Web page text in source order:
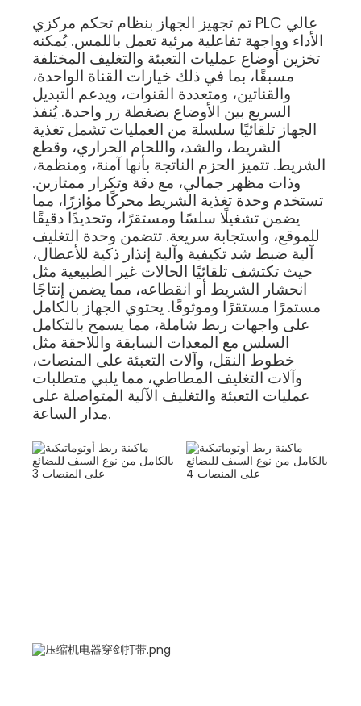
تم تجهيز الجهاز بنظام تحكم مركزي PLC عالي
الأداء وواجهة تفاعلية مرئية تعمل باللمس. يُمكنه
تخزين أوضاع عمليات التعبئة والتغليف المختلفة
مسبقًا، بما في ذلك خيارات القناة الواحدة،
والقناتين، ومتعددة القنوات، ويدعم التبديل
السريع بين الأوضاع بضغطة زر واحدة. يُنفذ
الجهاز تلقائيًا سلسلة من العمليات تشمل تغذية
الشريط، والشد، واللحام الحراري، وقطع
الشريط. تتميز الحزم الناتجة بأنها آمنة، ومنظمة،
وذات مظهر جمالي، مع دقة وتكرار ممتازين.
تستخدم وحدة تغذية الشريط محركًا مؤازرًا، مما
يضمن تشغيلًا سلسًا ومستقرًا، وتحديدًا دقيقًا
للموقع، واستجابة سريعة. تتضمن وحدة التغليف
آلية ضبط شد تكيفية وآلية إنذار ذكية للأعطال،
حيث تكتشف تلقائيًا الحالات غير الطبيعية مثل
انحشار الشريط أو انقطاعه، مما يضمن إنتاجًا
مستمرًا مستقرًا وموثوقًا. يحتوي الجهاز بالكامل
على واجهات ربط شاملة، مما يسمح بالتكامل
السلس مع المعدات السابقة واللاحقة مثل
خطوط النقل، وآلات التعبئة على المنصات،
وآلات التغليف المطاطي، مما يلبي متطلبات
عمليات التعبئة والتغليف الآلية المتواصلة على
مدار الساعة.